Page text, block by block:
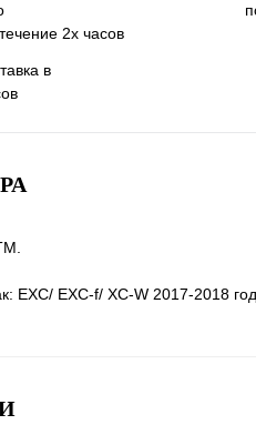
в
EXC/ EXC-f/ XC-W 2017-2018 год.